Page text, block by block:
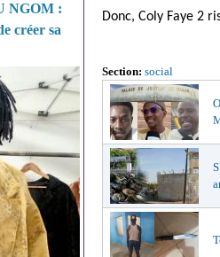
NGOM :
créer sa
Donc, Coly Faye 2
Section: social